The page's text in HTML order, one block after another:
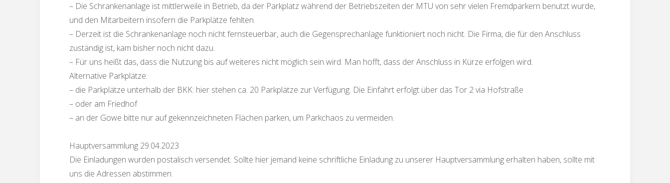
– Die Schrankenanlage ist mittlerweile in Betrieb, da der Parkplatz während der Betriebszeiten der MTU von sehr vielen Fremdparkern benutzt wurde,
und den Mitarbeitern insofern die Parkplätze fehlten.
– Derzeit ist die Schrankenanlage noch nicht fernsteuerbar, auch die Gegensprechanlage funktioniert noch nicht. Die Firma, die für den Anschluss
zuständig ist, kam bisher noch nicht dazu.
– Für uns heißt das, dass die Nutzung bis auf weiteres nicht möglich sein wird. Man hofft, dass der Anschluss in Kürze erfolgen wird.
Alternative Parkplätze:
– die Parkplätze unterhalb der BKK: hier stehen ca. 20 Parkplätze zur Verfügung. Die Einfahrt erfolgt über das Tor 2 via Hofstraße
– oder am Friedhof
– an der Gowe bitte nur auf gekennzeichneten Flächen parken, um Parkchaos zu vermeiden.
Hauptversammlung 29.04.2023
Die Einladungen wurden postalisch versendet. Sollte hier jemand keine schriftliche Einladung zu unserer Hauptversammlung erhalten haben, sollte mit
uns die Adressen abstimmen.